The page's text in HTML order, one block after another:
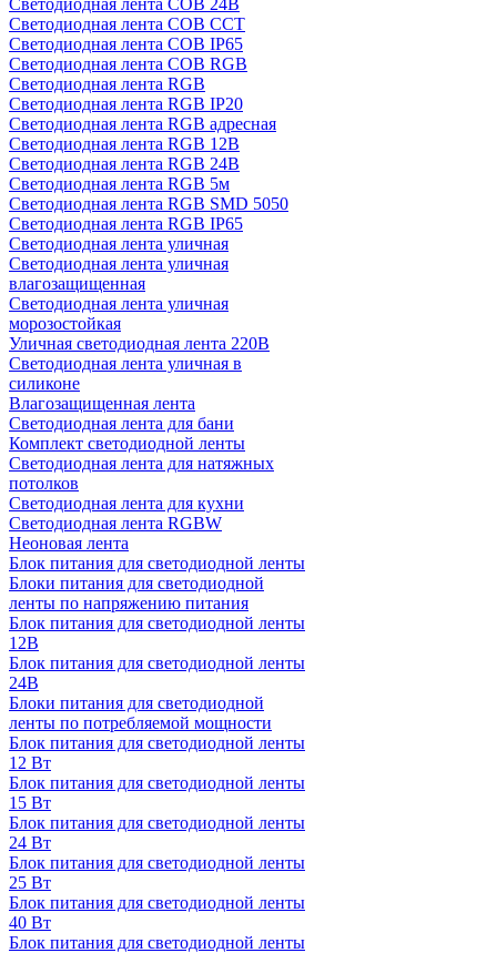
Светодиодная лента COB 24В
Светодиодная лента COB CCT
Светодиодная лента COB IP65
Светодиодная лента COB RGB
Светодиодная лента RGB
Светодиодная лента RGB IP20
Светодиодная лента RGB адресная
Светодиодная лента RGB 12В
Светодиодная лента RGB 24В
Светодиодная лента RGB 5м
Светодиодная лента RGB SMD 5050
Светодиодная лента RGB IP65
Светодиодная лента уличная
Светодиодная лента уличная
влагозащищенная
Светодиодная лента уличная
морозостойкая
Уличная светодиодная лента 220В
Светодиодная лента уличная в
силиконе
Влагозащищенная лента
Светодиодная лента для бани
Комплект светодиодной ленты
Светодиодная лента для натяжных
потолков
Светодиодная лента для кухни
Светодиодная лента RGBW
Неоновая лента
Блок питания для светодиодной ленты
Блоки питания для светодиодной
ленты по напряжению питания
Блок питания для светодиодной ленты
12В
Блок питания для светодиодной ленты
24В
Блоки питания для светодиодной
ленты по потребляемой мощности
Блок питания для светодиодной ленты
12 Вт
Блок питания для светодиодной ленты
15 Вт
Блок питания для светодиодной ленты
24 Вт
Блок питания для светодиодной ленты
25 Вт
Блок питания для светодиодной ленты
40 Вт
Блок питания для светодиодной ленты